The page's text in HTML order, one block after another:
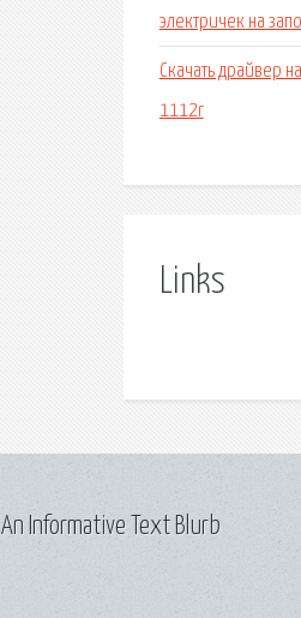
электричек на
Скачать драйвер
1112r
Links
An Informative Text Blurb